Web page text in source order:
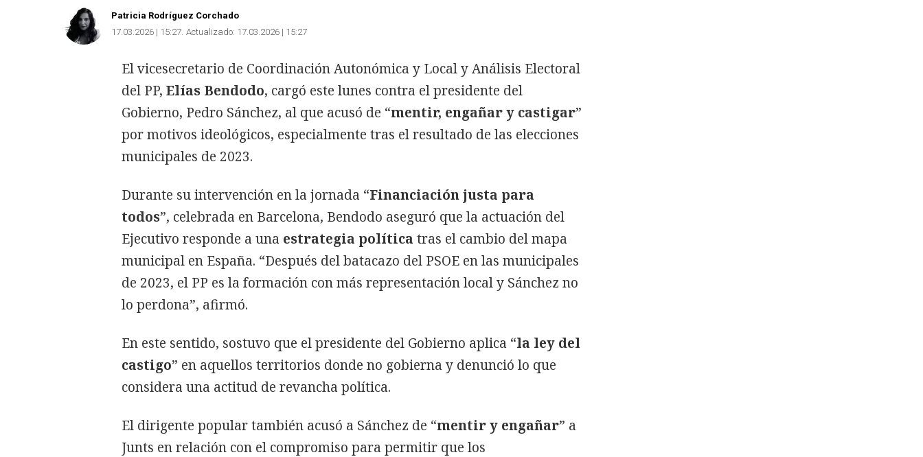
Patricia Rodríguez Corchado
17.03.2026 | 15:27 Actualizado: 17.03.2026 | 15:27
El vicesecretario de Coordinación Autonómica y Local y Análisis Electoral
del PP, Elías Bendodo, cargó este lunes contra el presidente del
Gobierno, Pedro Sánchez, al que acusó de “mentir, engañar y castigar”
por motivos ideológicos, especialmente tras el resultado de las elecciones
municipales de 2023.
Durante su intervención en la jornada “Financiación justa para
todos”, celebrada en Barcelona, Bendodo aseguró que la actuación del
Ejecutivo responde a una estrategia política tras el cambio del mapa
municipal en España. “Después del batacazo del PSOE en las municipales
de 2023, el PP es la formación con más representación local y Sánchez no
lo perdona”, afirmó.
En este sentido, sostuvo que el presidente del Gobierno aplica “la ley del
castigo” en aquellos territorios donde no gobierna y denunció lo que
considera una actitud de revancha política.
El dirigente popular también acusó a Sánchez de “mentir y engañar” a
Junts en relación con el compromiso para permitir que los